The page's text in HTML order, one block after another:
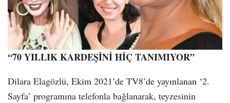
“70 YILLIK KARDEŞİNİ HİÇ TANIMIYOR”
Dilara Elagözlü, Ekim 2021’de TV8’de yayınlanan ‘2.
Sayfa’ programına telefonla bağlanarak, teyzesinin